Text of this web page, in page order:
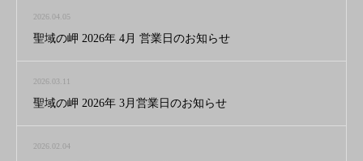
2026.04.05
聖域の岬 2026年 4月 営業日のお知らせ
2026.03.11
聖域の岬 2026年 3月営業日のお知らせ
2026.02.04